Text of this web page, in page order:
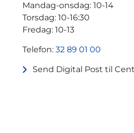
Mandag-onsdag: 10-14
Torsdag: 10-16:30
Fredag: 10-13
Telefon: 32 89 01 00
Send Digital Post til